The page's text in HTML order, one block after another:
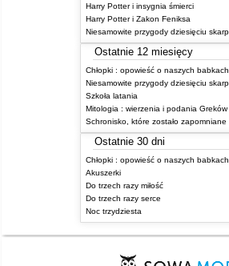
Harry Potter i insygnia śmierci
Harry Potter i Zakon Feniksa
Ostatnie 12 miesięcy
Chłopki : opowieść o naszych babkach
Szkoła latania
Schronisko, które zostało zapomniane
Ostatnie 30 dni
Chłopki : opowieść o naszych babkach
Akuszerki
Do trzech razy miłość
Do trzech razy serce
Noc trzydziesta